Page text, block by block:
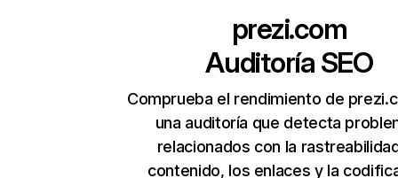
prezi.com
Auditoría SEO
Comprueba el rendimiento de
una auditoría que detecta
relacionados con la
contenido, los enlaces y la